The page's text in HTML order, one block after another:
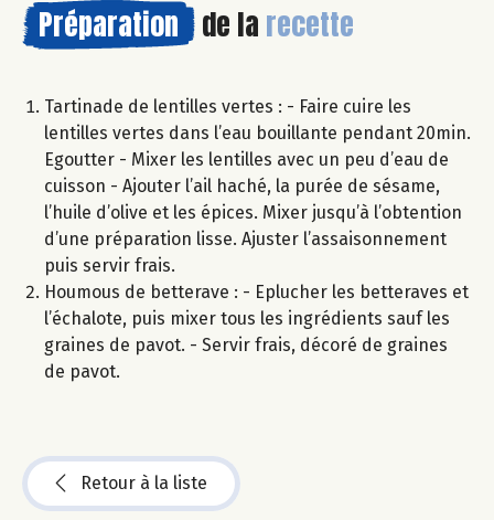
Préparation de la recette
Tartinade de lentilles vertes : - Faire cuire les
lentilles vertes dans l’eau bouillante pendant 20min.
Egoutter - Mixer les lentilles avec un peu d’eau de
cuisson - Ajouter l’ail haché, la purée de sésame,
l’huile d’olive et les épices. Mixer jusqu’à l’obtention
d’une préparation lisse. Ajuster l’assaisonnement
puis servir frais.
Houmous de betterave : - Eplucher les betteraves et
l’échalote, puis mixer tous les ingrédients sauf les
graines de pavot. - Servir frais, décoré de graines
de pavot.
Retour à la liste